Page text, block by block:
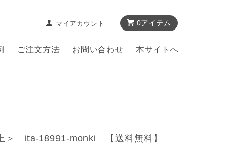
0アイテム
マイアカウント
ご注文方法 お問い合わせ 本サイトへ
＞ ita-18991-monki 【送料無料】